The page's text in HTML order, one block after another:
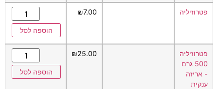
פטרוזיליה ₪7.00
הוספה לסל
פטרוזיליה
500 גרם
- אריזה
ענקית
₪25.00
הוספה לסל